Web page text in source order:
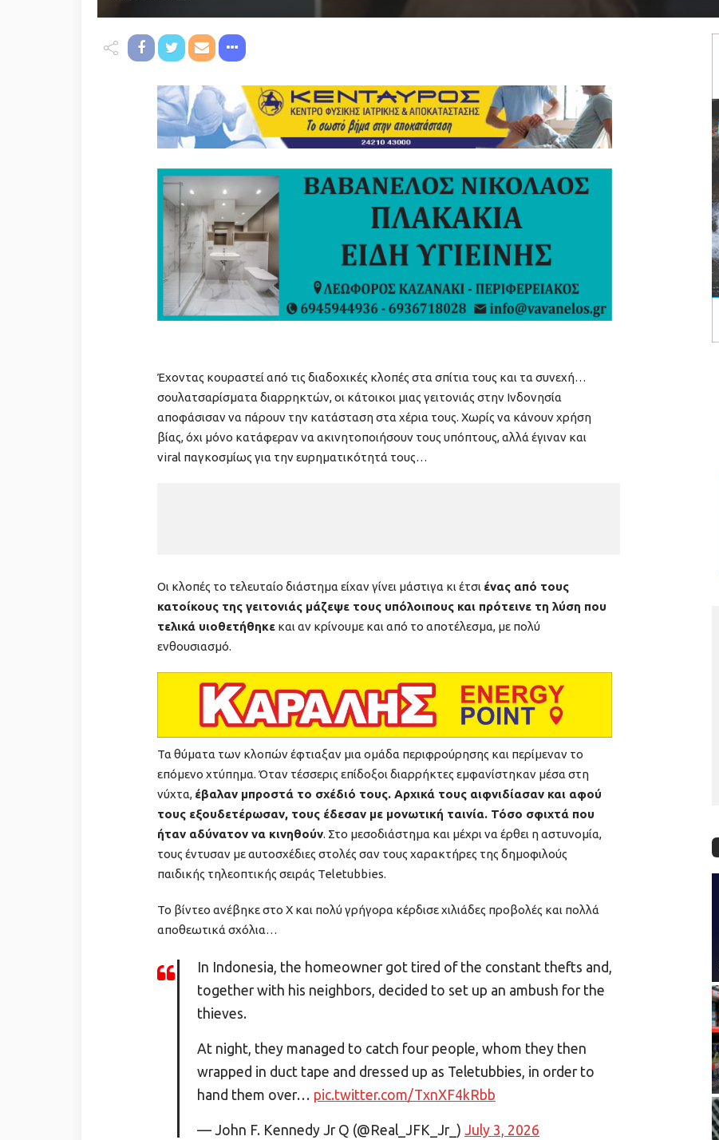
Έχοντας κουραστεί από τις διαδοχικές κλοπές στα σπίτια τους και τα συνεχή…
σουλατσαρίσματα διαρρηκτών, οι κάτοικοι μιας γειτονιάς στην Ινδονησία
αποφάσισαν να πάρουν την κατάσταση στα χέρια τους. Χωρίς να κάνουν χρήση
βίας, όχι μόνο κατάφεραν να ακινητοποιήσουν τους υπόπτους, αλλά έγιναν και
viral παγκοσμίως για την ευρηματικότητά τους…
Οι κλοπές το τελευταίο διάστημα είχαν γίνει μάστιγα κι έτσι ένας από τους
κατοίκους της γειτονιάς μάζεψε τους υπόλοιπους και πρότεινε τη λύση που
τελικά υιοθετήθηκε και αν κρίνουμε και από το αποτέλεσμα, με πολύ
ενθουσιασμό.
Τα θύματα των κλοπών έφτιαξαν μια ομάδα περιφρούρησης και περίμεναν το
επόμενο χτύπημα. Όταν τέσσερις επίδοξοι διαρρήκτες εμφανίστηκαν μέσα στη
νύχτα, έβαλαν μπροστά το σχέδιό τους. Αρχικά τους αιφνιδίασαν και αφού
τους εξουδετέρωσαν, τους έδεσαν με μονωτική ταινία. Τόσο σφιχτά που
ήταν αδύνατον να κινηθούν. Στο μεσοδιάστημα και μέχρι να έρθει η αστυνομία,
τους έντυσαν με αυτοσχέδιες στολές σαν τους χαρακτήρες της δημοφιλούς
παιδικής τηλεοπτικής σειράς Teletubbies.
Το βίντεο ανέβηκε στο X και πολύ γρήγορα κέρδισε χιλιάδες προβολές και πολλά
αποθεωτικά σχόλια…
In Indonesia, the homeowner got tired of the constant thefts and,
together with his neighbors, decided to set up an ambush for the
thieves.
At night, they managed to catch four people, whom they then
wrapped in duct tape and dressed up as Teletubbies, in order to
hand them over… pic.twitter.com/TxnXF4kRbb
— John F. Kennedy Jr Q (@Real_JFK_Jr_) July 3, 2026